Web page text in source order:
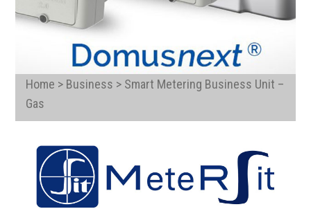
Home > Business > Smart Metering Business Unit –
Gas